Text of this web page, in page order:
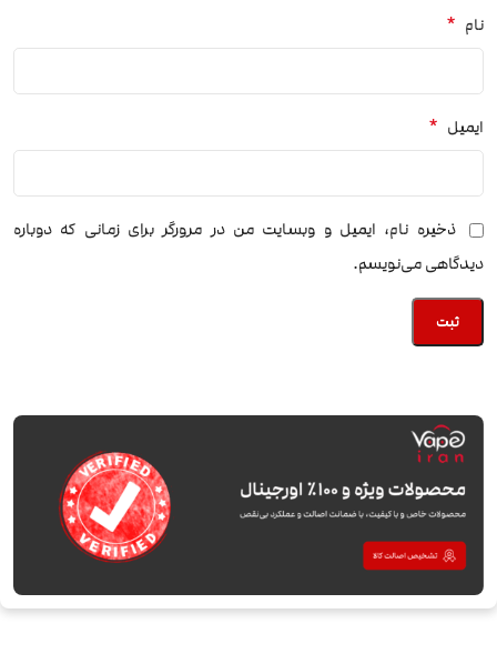
نام *
ایمیل *
ذخیره نام، ایمیل و وبسایت من در مرورگر برای زمانی که دوباره
دیدگاهی می‌نویسم.